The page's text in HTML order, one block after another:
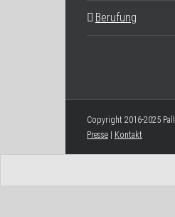
Berufung
Copyright 2016-2025
Presse | Kontakt